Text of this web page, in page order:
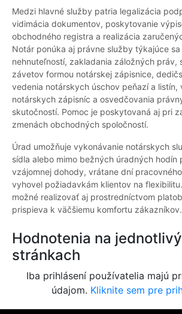
Medzi hlavné služby patria legalizácia
vidimácia dokumentov, poskytovanie
obchodného registra a realizácia
Notár ponúka aj právne služby týkajúce
nehnuteľností, zakladania záložných práv,
závetov formou notárskej zápisnice,
vedenia notárskych úschov peňazí a listín,
notárskych zápisníc a osvedčovania
skutočností. Pomoc je poskytovaná aj pri
zmenách obchodných spoločností.
Úrad umožňuje vykonávanie notárskych
sídla alebo mimo bežných úradných hodín
vzájomnej dohody, vrátane dní
vyhovel požiadavkám klientov na
možné realizovať aj prostredníctvom
prispieva k väčšiemu komfortu zákazníkov.
Hodnotenia na
stránkach
Iba prihlásení používatelia majú
údajom. Kliknite sem pre